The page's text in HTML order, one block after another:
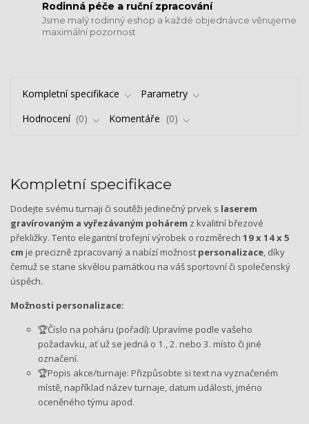
​​​​​​​Rodinná péče a ruční zpracování
Jsme malý rodinný eshop a každé objednávce věnujeme
maximální pozornost
Kompletní specifikace
Parametry
Hodnocení
0 Komentáře 0
Kompletní specifikace
Dodejte svému turnaji či soutěži jedinečný prvek s laserem
gravírovaným a vyřezávaným pohárem z kvalitní březové
překližky. Tento elegantní trofejní výrobek o rozměrech 19 x 14 x 5
cm je precizně zpracovaný a nabízí možnost personalizace, díky
čemuž se stane skvělou památkou na váš sportovní či společenský
úspěch.
Možnosti personalizace:
🏆Číslo na poháru (pořadí): Upravíme podle vašeho
požadavku, ať už se jedná o 1., 2. nebo 3. místo či jiné
označení.
🏆Popis akce/turnaje: Přizpůsobte si text na vyznačeném
místě, například název turnaje, datum události, jméno
oceněného týmu apod.